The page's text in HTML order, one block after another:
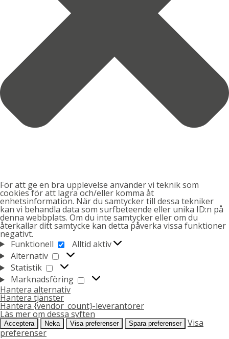
För att ge en bra upplevelse använder vi teknik som
cookies för att lagra och/eller komma åt
enhetsinformation. När du samtycker till dessa tekniker
kan vi behandla data som surfbeteende eller unika ID:n på
denna webbplats. Om du inte samtycker eller om du
återkallar ditt samtycke kan detta påverka vissa funktioner
negativt.
Funktionell
FUNKTIONELL
Alltid aktiv
Alternativ
ALTERNATIV
Statistik STATISTIK
Marknadsföring MARKNADSFÖRING
Hantera alternativ
Hantera tjänster
Hantera {vendor_count}-leverantörer
Läs mer om dessa syften
Acceptera Neka Visa preferenser Spara preferenser
Visa
preferenser